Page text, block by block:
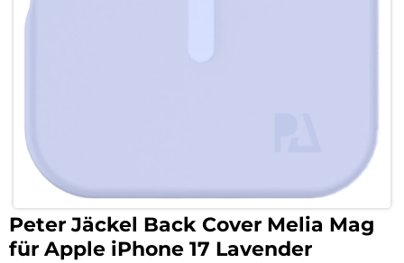
Peter Jäckel Back Cover Melia Mag
für Apple iPhone 17 Lavender